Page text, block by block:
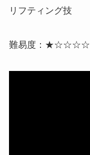
リフティング技
難易度：★☆☆☆☆